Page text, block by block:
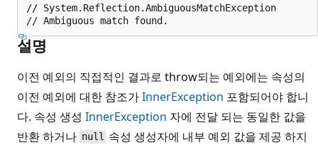
// System.Reflection.AmbiguousMatchException
설명
이전 예외의 직접적인 결과로 throw되는 예외에는 속성의
이전 예외에 대한 참조가InnerException 포함되어야 합니
다. 속성 생성 InnerException 자에 전달 되는 동일한 값을
반환 하거나 null 속성 생성자에 내부 예외 값을 제공 하지